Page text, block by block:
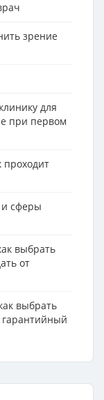
зрение
для
при первом
проходит
и сферы
выбрать
от
выбрать
гарантийный